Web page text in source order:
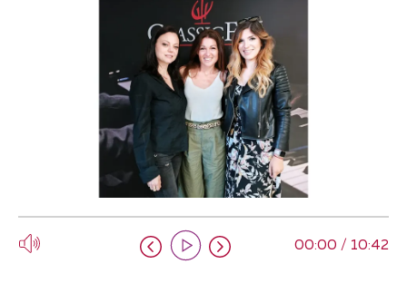
00:00 / 10:42